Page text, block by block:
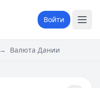
Войти
→ Валюта Дании